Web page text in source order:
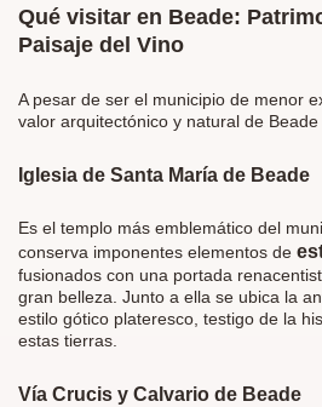
Qué visitar en Beade:
Paisaje del Vino
A pesar de ser el municipio de menor
valor arquitectónico y natural de
Iglesia de Santa María de Beade
Es el templo más emblemático del
conserva imponentes elementos de
fusionados con una portada
gran belleza. Junto a ella se ubica la
estilo gótico plateresco, testigo de la
estas tierras.
Vía Crucis y Calvario de Beade